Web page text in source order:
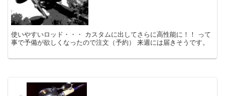
使いやすいロッド・・・ カスタムに出してさらに高性能に！！ って
事で予備が欲しくなったので注文（予約） 来週には届きそうです。